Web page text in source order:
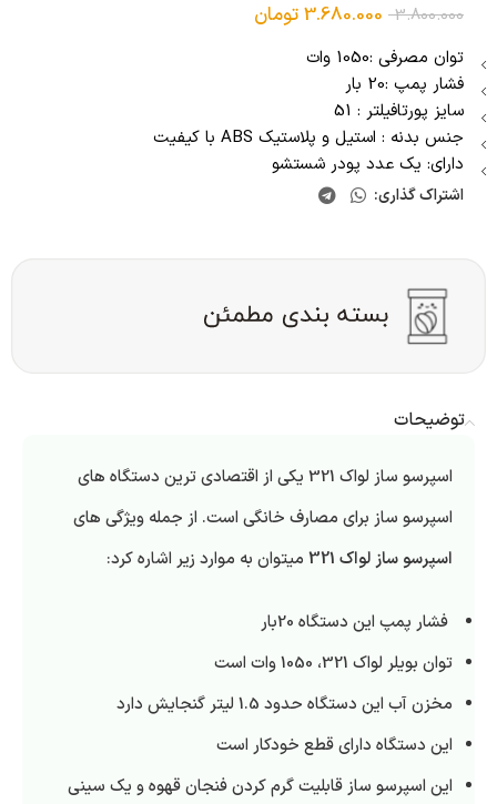
3.800.000
3.680.000تومان
توان مصرفی :1050 وات
فشار پمپ :20 بار
سایز پورتافیلتر : 51
جنس بدنه : استیل و پلاستیک ABS با کیفیت
دارای: یک عدد پودر شستشو
اشتراک گذاری:
توضیحات
اسپرسو ساز لواک 321 یکی از اقتصادی ترین دستگاه های
اسپرسو ساز برای مصارف خانگی است. از جمله ویژگی های
اسپرسو ساز لواک 321
میتوان به موارد زیر اشاره کرد:
فشار پمپ این دستگاه 20بار
توان بویلر لواک 321، 1050 وات است
مخزن آب این دستگاه حدود 1.5 لیتر گنجایش دارد
این دستگاه دارای قطع خودکار است
این اسپرسو ساز قابلیت گرم کردن فنجان قهوه و یک سینی